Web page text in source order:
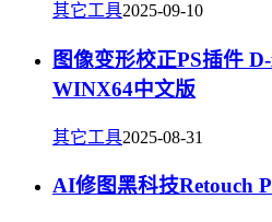
其它工具2025-09-10
图像变形校正PS插件
WINX64中文版
其它工具2025-08-31
AI修图黑科技Retouch